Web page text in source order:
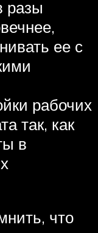
разы
ее с
рабочих
так, как
в
что